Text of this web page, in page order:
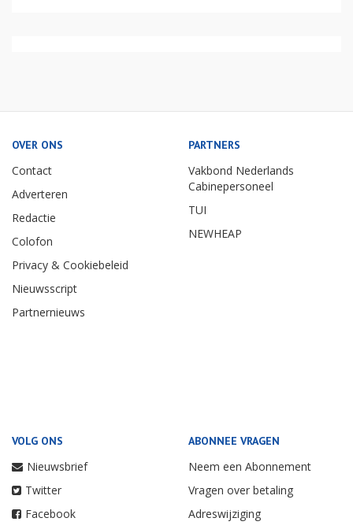
OVER ONS
Contact
Adverteren
Redactie
Colofon
Privacy & Cookiebeleid
Nieuwsscript
Partnernieuws
PARTNERS
Vakbond Nederlands
Cabinepersoneel
TUI
NEWHEAP
VOLG ONS
Nieuwsbrief
Twitter
Facebook
ABONNEE VRAGEN
Neem een Abonnement
Vragen over betaling
Adreswijziging